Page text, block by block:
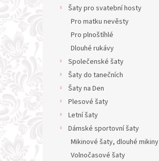
Šaty pro svatební hosty
Pro matku nevěsty
Pro plnoštíhlé
Dlouhé rukávy
Společenské šaty
Šaty do tanečních
Šaty na Den
Plesové šaty
Letní šaty
Dámské sportovní šaty
Mikinové šaty, dlouhé mikiny
Volnočasové šaty